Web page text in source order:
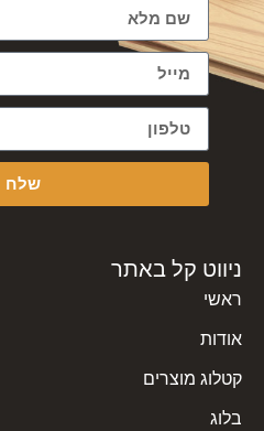
שלח
ניווט קל באתר
ראשי
אודות
קטלוג מוצרים
בלוג